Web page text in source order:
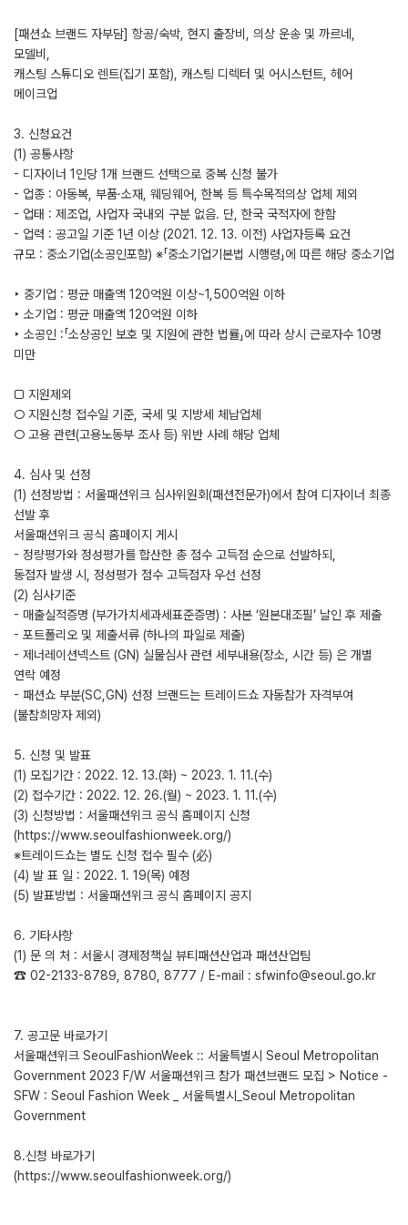
[패션쇼 브랜드 자부담] 항공/숙박, 현지 출장비, 의상 운송 및 까르네,
모델비,
캐스팅 스튜디오 렌트(집기 포함), 캐스팅 디렉터 및 어시스턴트, 헤어
메이크업
3. 신청요건
(1) 공통사항
- 디자이너 1인당 1개 브랜드 선택으로 중복 신청 불가
- 업종 : 아동복, 부품·소재, 웨딩웨어, 한복 등 특수목적의상 업체 제외
- 업태 : 제조업, 사업자 국내외 구분 없음. 단, 한국 국적자에 한함
- 업력 : 공고일 기준 1년 이상 (2021. 12. 13. 이전) 사업자등록 요건
규모 : 중소기업(소공인포함) ※「중소기업기본법 시행령」에 따른 해당 중소기업
‣ 중기업 : 평균 매출액 120억원 이상~1,500억원 이하
‣ 소기업 : 평균 매출액 120억원 이하
‣ 소공인 :「소상공인 보호 및 지원에 관한 법률」에 따라 상시 근로자수 10명
미만
□ 지원제외
○ 지원신청 접수일 기준, 국세 및 지방세 체납업체
○ 고용 관련(고용노동부 조사 등) 위반 사례 해당 업체
4. 심사 및 선정
(1) 선정방법 : 서울패션위크 심사위원회(패션전문가)에서 참여 디자이너 최종
선발 후
서울패션위크 공식 홈페이지 게시
- 정량평가와 정성평가를 합산한 총 점수 고득점 순으로 선발하되,
동점자 발생 시, 정성평가 점수 고득점자 우선 선정
(2) 심사기준
- 매출실적증명 (부가가치세과세표준증명) : 사본 ‘원본대조필’ 날인 후 제출
- 포트폴리오 및 제출서류 (하나의 파일로 제출)
- 제너레이션넥스트 (GN) 실물심사 관련 세부내용(장소, 시간 등) 은 개별
연락 예정
- 패션쇼 부분(SC,GN) 선정 브랜드는 트레이드쇼 자동참가 자격부여
(불참희망자 제외)
5. 신청 및 발표
(1) 모집기간 : 2022. 12. 13.(화) ~ 2023. 1. 11.(수)
(2) 접수기간 : 2022. 12. 26.(월) ~ 2023. 1. 11.(수)
(3) 신청방법 : 서울패션위크 공식 홈페이지 신청
(https://www.seoulfashionweek.org/)
※트레이드쇼는 별도 신청 접수 필수 (必)
(4) 발 표 일 : 2022. 1. 19(목) 예정
(5) 발표방법 : 서울패션위크 공식 홈페이지 공지
6. 기타사항
(1) 문 의 처 : 서울시 경제정책실 뷰티패션산업과 패션산업팀
☎ 02-2133-8789, 8780, 8777 / E-mail : sfwinfo@seoul.go.kr
7. 공고문 바로가기
서울패션위크 SeoulFashionWeek :: 서울특별시 Seoul Metropolitan
Government 2023 F/W 서울패션위크 참가 패션브랜드 모집 > Notice -
SFW : Seoul Fashion Week _ 서울특별시_Seoul Metropolitan
Government
8.신청 바로가기
(https://www.seoulfashionweek.org/)